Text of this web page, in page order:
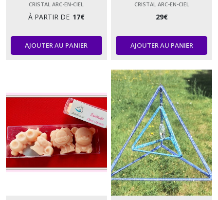
CRISTAL ARC-EN-CIEL
À PARTIR DE 17€
AJOUTER AU PANIER
CRISTAL ARC-EN-CIEL
29€
AJOUTER AU PANIER